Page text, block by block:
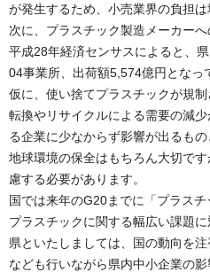
が発生するため、小売業界の負担は
次に、プラスチック製造メーカー
平成28年経済センサスによると、
04事業所、出荷額5,574億円となっ
仮に、使い捨てプラスチックが規
転換やリサイクルによる需要の減
る企業に少なからず影響が出るもの
地球環境の保全はもちろん大切で
慮する必要があります。
国では来年のG20までに「プラスチ
プラスチックに関する幅広い課題に
県といたしましては、国の動向を
なども行いながら県内中小企業の